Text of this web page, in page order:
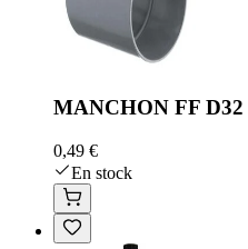
MANCHON FF D32
0,49 €
En stock